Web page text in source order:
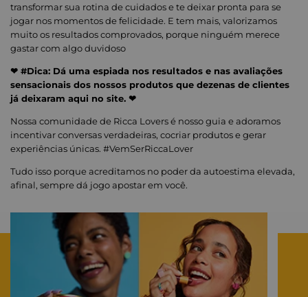
transformar sua rotina de cuidados e te deixar pronta para se
jogar nos momentos de felicidade. E tem mais, valorizamos
muito os resultados comprovados, porque ninguém merece
gastar com algo duvidoso
❤ #Dica: Dá uma espiada nos resultados e nas avaliações
sensacionais dos nossos produtos que dezenas de clientes
já deixaram aqui no site. ❤
Nossa comunidade de Ricca Lovers é nosso guia e adoramos
incentivar conversas verdadeiras, cocriar produtos e gerar
experiências únicas. #VemSerRiccaLover
Tudo isso porque acreditamos no poder da autoestima elevada,
afinal, sempre dá jogo apostar em você.